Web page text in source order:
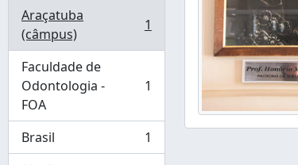
Araçatuba
(câmpus)
, 1 resultados 1
Faculdade de
Odontologia -
FOA
, 1 resultados 1
Brasil
, 1 resultados
1